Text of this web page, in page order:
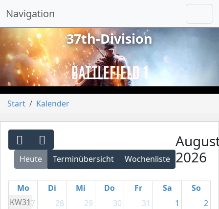
Navigation
vorheriges
37th-Division
Start Kalender
Heute Terminübersicht Wochenliste 2026
Mo Di Mi Do Fr Sa
So
KW3127 28 29 30 31 1
2